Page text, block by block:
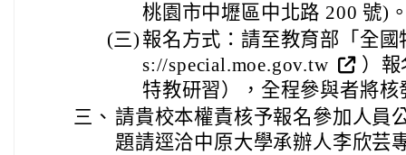
桃園市中壢區中北路 200 號)
(三) 報名方式：請至教育部「全
s://special.moe.gov.tw
）
特教研習），全程參與者將
三、 請貴校本權責核予報名參加人員
題請逕洽中原大學承辦人李欣芸